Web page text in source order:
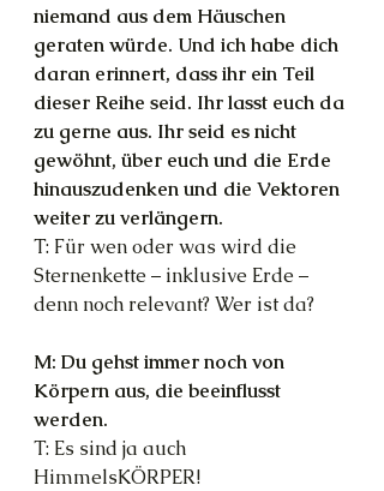
niemand aus dem Häuschen
geraten würde. Und ich habe dich
daran erinnert, dass ihr ein Teil
dieser Reihe seid. Ihr lasst euch da
zu gerne aus. Ihr seid es nicht
gewöhnt, über euch und die Erde
hinauszudenken und die Vektoren
weiter zu verlängern.
T: Für wen oder was wird die
Sternenkette – inklusive Erde –
denn noch relevant? Wer ist da?
M: Du gehst immer noch von
Körpern aus, die beeinflusst
werden.
T: Es sind ja auch
HimmelsKÖRPER!